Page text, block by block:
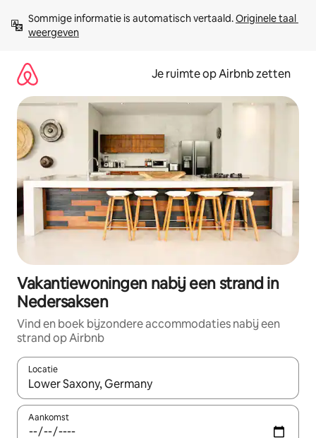
direct
naar
Sommige informatie is automatisch vertaald. Originele taal
weergeven
Je ruimte op Airbnb zetten
Vakantiewoningen nabij een strand in
Nedersaksen
Vind en boek bijzondere accommodaties nabij een
strand op Airbnb
Locatie
Wanneer er suggesties beschikbaar zijn, maak je een keuze
Aankomst